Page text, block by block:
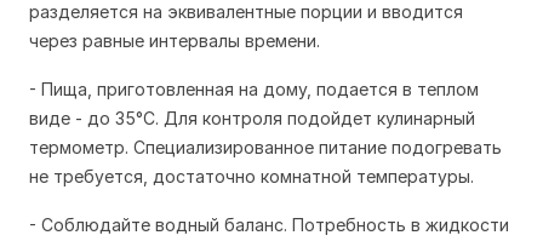
разделяется на эквивалентные порции и вводится
через равные интервалы времени.
- Пища, приготовленная на дому, подается в теплом
виде - до 35°C. Для контроля подойдет кулинарный
термометр. Специализированное питание подогревать
не требуется, достаточно комнатной температуры.
- Соблюдайте водный баланс. Потребность в жидкости